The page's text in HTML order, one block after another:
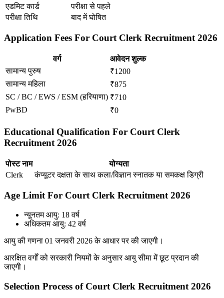
एडमिट कार्ड
परीक्षा से पहले
परीक्षा तिथि
बाद में घोषित
Application Fees For Court Clerk Recruitment 2026
वर्ग
आवेदन शुल्क
सामान्य पुरुष
₹1200
सामान्य महिला
₹875
SC / BC / EWS / ESM (हरियाणा) ₹710
PwBD
₹0
Educational Qualification For Court Clerk
Recruitment 2026
पोस्ट नाम
योग्यता
Clerk
कंप्यूटर दक्षता के साथ कला/विज्ञान स्नातक या समकक्ष डिग्री
Age Limit For Court Clerk Recruitment 2026
न्यूनतम आयु: 18 वर्ष
अधिकतम आयु: 42 वर्ष
आयु की गणना 01 जनवरी 2026 के आधार पर की जाएगी।
आरक्षित वर्गों को सरकारी नियमों के अनुसार आयु सीमा में छूट प्रदान की
जाएगी।
Selection Process of Court Clerk Recruitment 2026